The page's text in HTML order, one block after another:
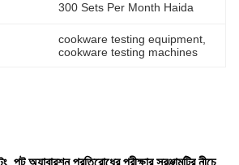
300 Sets Per Month Haida
cookware testing equipment
cookware testing machines
পট অ্যাবারশন প্রতিরোধের পরীক্ষার সরঞ্জামটির নীচে